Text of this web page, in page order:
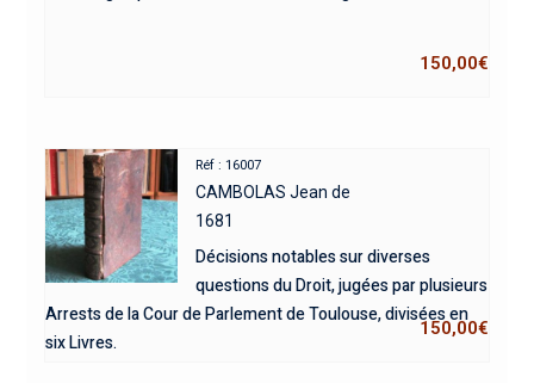
150,00€
Réf : 16007
CAMBOLAS Jean de
1681
Décisions notables sur diverses
questions du Droit, jugées par plusieurs
Arrests de la Cour de Parlement de Toulouse, divisées en
six Livres.
150,00€